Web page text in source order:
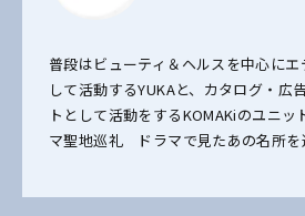
普段はビューティ＆ヘルスを中心に
して活動するYUKAと、カタログ・広
トとして活動をするKOMAKiのユニッ
マ聖地巡礼 ドラマで見たあの名所を